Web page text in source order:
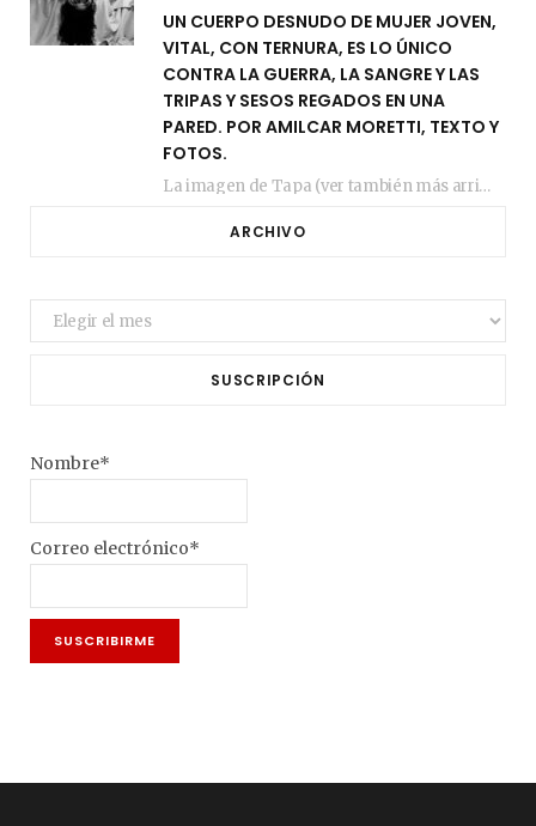
UN CUERPO DESNUDO DE MUJER JOVEN,
VITAL, CON TERNURA, ES LO ÚNICO
CONTRA LA GUERRA, LA SANGRE Y LAS
TRIPAS Y SESOS REGADOS EN UNA
PARED. POR AMILCAR MORETTI, TEXTO Y
FOTOS.
La imagen de Tapa (ver también más arriba) fue compuesta en estos días de febrero…
ARCHIVO
Archivo
SUSCRIPCIÓN
Nombre*
Correo electrónico*